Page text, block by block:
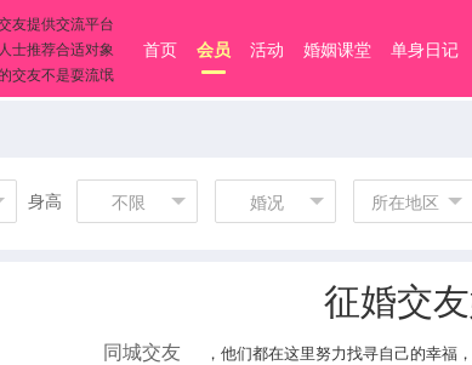
友提供交流平台
士推荐合适对象
交友不是耍流氓
首页 会员 活动 婚姻课堂 单身日记
身高 不限 婚况 所在地区
征婚交
同城交友 ，他们都在这里努力找寻自己的幸福